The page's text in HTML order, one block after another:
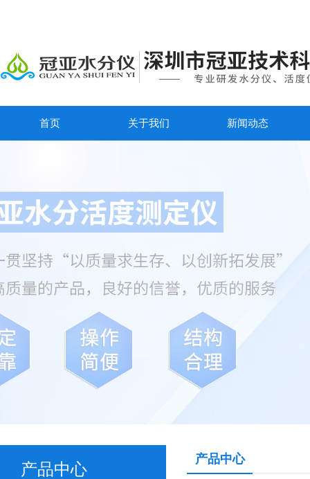
首页 关于我们 新闻动态
产品中心
产品中心